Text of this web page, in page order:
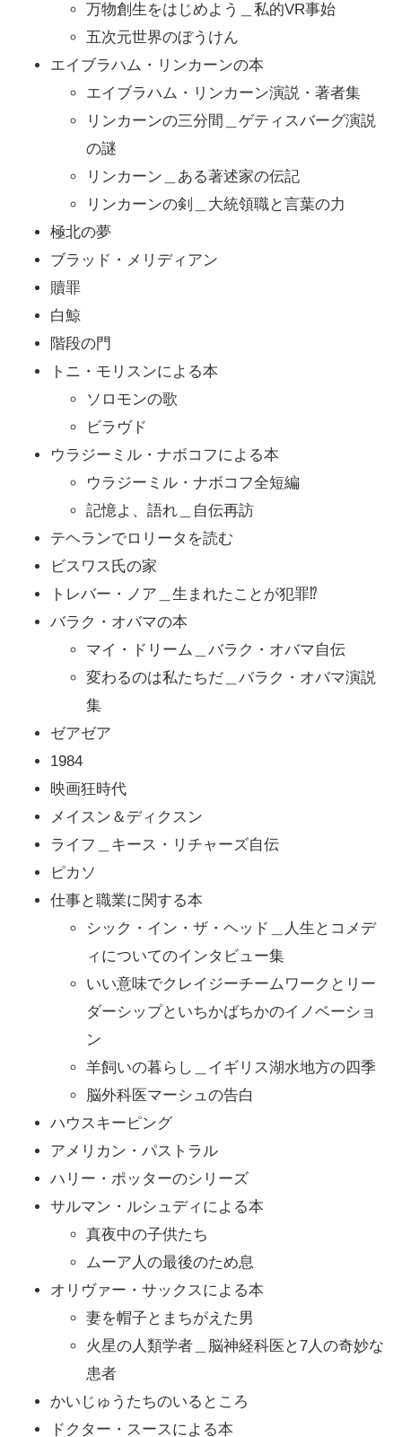
万物創生をはじめよう＿私的VR事始
五次元世界のぼうけん
エイブラハム・リンカーンの本
エイブラハム・リンカーン演説・著者集
リンカーンの三分間＿ゲティスバーグ演説
の謎
リンカーン＿ある著述家の伝記
リンカーンの剣＿大統領職と言葉の力
極北の夢
ブラッド・メリディアン
贖罪
白鯨
階段の門
トニ・モリスンによる本
ソロモンの歌
ビラヴド
ウラジーミル・ナボコフによる本
ウラジーミル・ナボコフ全短編
記憶よ、語れ＿自伝再訪
テヘランでロリータを読む
ビスワス氏の家
トレバー・ノア＿生まれたことが犯罪⁉
バラク・オバマの本
マイ・ドリーム＿バラク・オバマ自伝
変わるのは私たちだ＿バラク・オバマ演説
集
ゼアゼア
1984
映画狂時代
メイスン＆ディクスン
ライフ＿キース・リチャーズ自伝
ピカソ
仕事と職業に関する本
シック・イン・ザ・ヘッド＿人生とコメデ
ィについてのインタビュー集
いい意味でクレイジーチームワークとリー
ダーシップといちかばちかのイノベーショ
ン
羊飼いの暮らし＿イギリス湖水地方の四季
脳外科医マーシュの告白
ハウスキーピング
アメリカン・パストラル
ハリー・ポッターのシリーズ
サルマン・ルシュディによる本
真夜中の子供たち
ムーア人の最後のため息
オリヴァー・サックスによる本
妻を帽子とまちがえた男
火星の人類学者＿脳神経科医と7人の奇妙な
患者
かいじゅうたちのいるところ
ドクター・スースによる本